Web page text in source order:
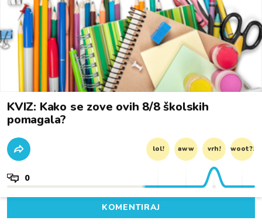
KVIZ: Kako se zove ovih 8/8 školskih
pomagala?
lol! aww vrh! woot?!
0
KOMENTIRAJ